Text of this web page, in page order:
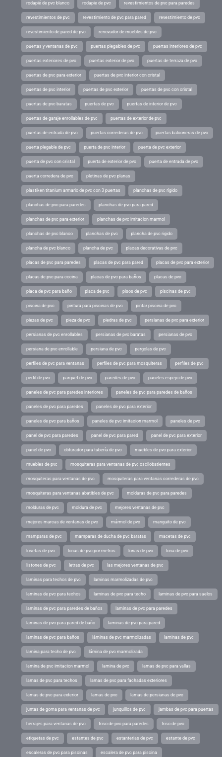
rodapié de pvc blanco rodapie de pvc revestimientos de pvc para paredes
revestimientos de pvc revestimiento de pvc para pared revestimiento de pvc
revestimiento de pared de pvc renovador de muebles de pvc
puertas y ventanas de pvc puertas plegables de pvc puertas interiores de pvc
puertas exteriores de pvc puertas exterior de pvc puertas de terraza de pvc
puertas de pvc para exterior puertas de pvc interior con cristal
puertas de pvc interior puertas de pvc exterior puertas de pvc con cristal
puertas de pvc baratas puertas de pvc puertas de interior de pvc
puertas de garaje enrollables de pvc puertas de exterior de pvc
puertas de entrada de pvc puertas correderas de pvc puertas balconeras de pvc
puerta plegable de pvc puerta de pvc interior puerta de pvc exterior
puerta de pvc con cristal puerta de exterior de pvc puerta de entrada de pvc
puerta corredera de pvc pletinas de pvc planas
plastiken titanium armario de pvc con 3 puertas planchas de pvc rígido
planchas de pvc para paredes planchas de pvc para pared
planchas de pvc para exterior planchas de pvc imitacion marmol
planchas de pvc blanco planchas de pvc plancha de pvc rigido
plancha de pvc blanco plancha de pvc placas decorativas de pvc
placas de pvc para paredes placas de pvc para pared placas de pvc para exterior
placas de pvc para cocina placas de pvc para baños placas de pvc
placa de pvc para baño placa de pvc pisos de pvc piscinas de pvc
piscina de pvc pintura para piscinas de pvc pintar piscina de pvc
piezas de pvc pieza de pvc piedras de pvc persianas de pvc para exterior
persianas de pvc enrollables persianas de pvc baratas persianas de pvc
persiana de pvc enrollable persiana de pvc pergolas de pvc
perfiles de pvc para ventanas perfiles de pvc para mosquiteras perfiles de pvc
perfil de pvc parquet de pvc paredes de pvc paneles espejo de pvc
paneles de pvc para paredes interiores paneles de pvc para paredes de baños
paneles de pvc para paredes paneles de pvc para exterior
paneles de pvc para baños paneles de pvc imitacion marmol paneles de pvc
panel de pvc para paredes panel de pvc para pared panel de pvc para exterior
panel de pvc obturador para tubería de pvc muebles de pvc para exterior
muebles de pvc mosquiteras para ventanas de pvc oscilobatientes
mosquiteras para ventanas de pvc mosquiteras para ventanas correderas de pvc
mosquiteras para ventanas abatibles de pvc molduras de pvc para paredes
molduras de pvc moldura de pvc mejores ventanas de pvc
mejores marcas de ventanas de pvc mármol de pvc manguito de pvc
mamparas de pvc mamparas de ducha de pvc baratas macetas de pvc
losetas de pvc lonas de pvc por metros lonas de pvc lona de pvc
listones de pvc letras de pvc las mejores ventanas de pvc
laminas para techos de pvc laminas marmolizadas de pvc
laminas de pvc para techos laminas de pvc para techo laminas de pvc para suelos
laminas de pvc para paredes de baños laminas de pvc para paredes
laminas de pvc para pared de baño laminas de pvc para pared
laminas de pvc para baños láminas de pvc marmolizadas laminas de pvc
lamina para techo de pvc lámina de pvc marmolizada
lamina de pvc imitacion marmol lamina de pvc lamas de pvc para vallas
lamas de pvc para techos lamas de pvc para fachadas exteriores
lamas de pvc para exterior lamas de pvc lamas de persianas de pvc
juntas de goma para ventanas de pvc junquillos de pvc jambas de pvc para puertas
herrajes para ventanas de pvc friso de pvc para paredes friso de pvc
etiquetas de pvc estantes de pvc estanterias de pvc estante de pvc
escaleras de pvc para piscinas escalera de pvc para piscina